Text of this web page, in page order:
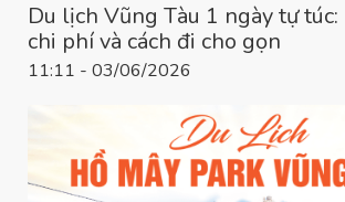
Du lịch Vũng Tàu 1 ngày tự
chi phí và cách đi cho gọn
11:11 - 03/06/2026